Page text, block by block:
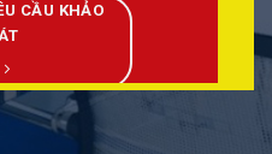
CẦU KHẢO